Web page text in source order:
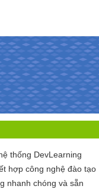
thống DevLearning
hợp công nghệ đào tạo
nhanh chóng và sẵn